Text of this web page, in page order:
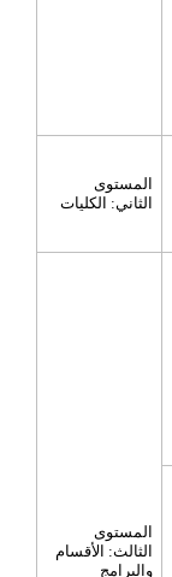
المستوى
الثاني: الكليات
المستوى
الثالث: الأقسام
والبرامج